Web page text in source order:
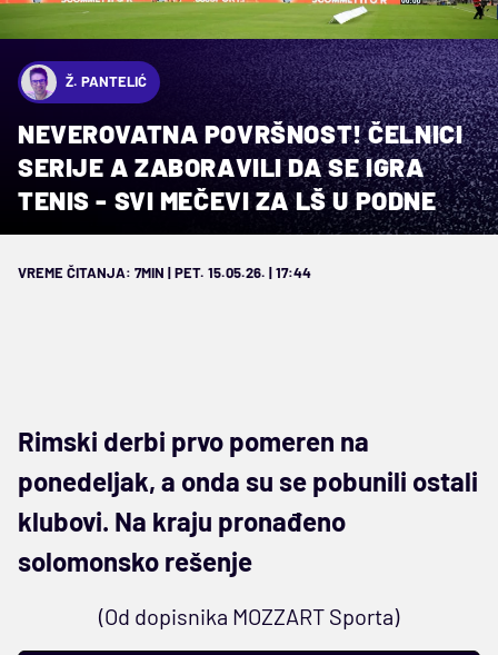
Ž. PANTELIĆ
NEVEROVATNA POVRŠNOST! ČELNICI
SERIJE A ZABORAVILI DA SE IGRA
TENIS - SVI MEČEVI ZA LŠ U PODNE
VREME ČITANJA: 7MIN | PET. 15.05.26. | 17:44
Rimski derbi prvo pomeren na
ponedeljak, a onda su se pobunili ostali
klubovi. Na kraju pronađeno
solomonsko rešenje
(Od dopisnika MOZZART Sporta)